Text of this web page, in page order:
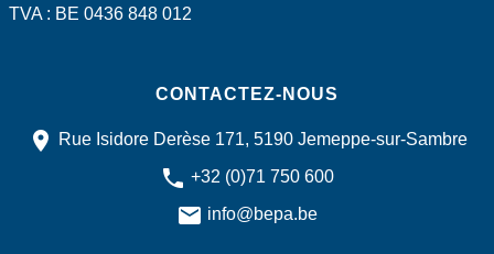
TVA : BE 0436 848 012
CONTACTEZ-NOUS
Rue Isidore Derèse 171, 5190 Jemeppe-sur-Sambre
+32 (0)71 750 600
info@bepa.be